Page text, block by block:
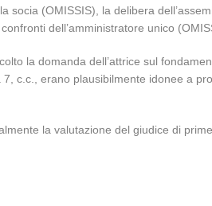
(OMISSIS), la delibera
dell’amministratore unico
la domanda dell’attrice sul
c.c., erano plausibilmente idonee a
la valutazione del giudice di